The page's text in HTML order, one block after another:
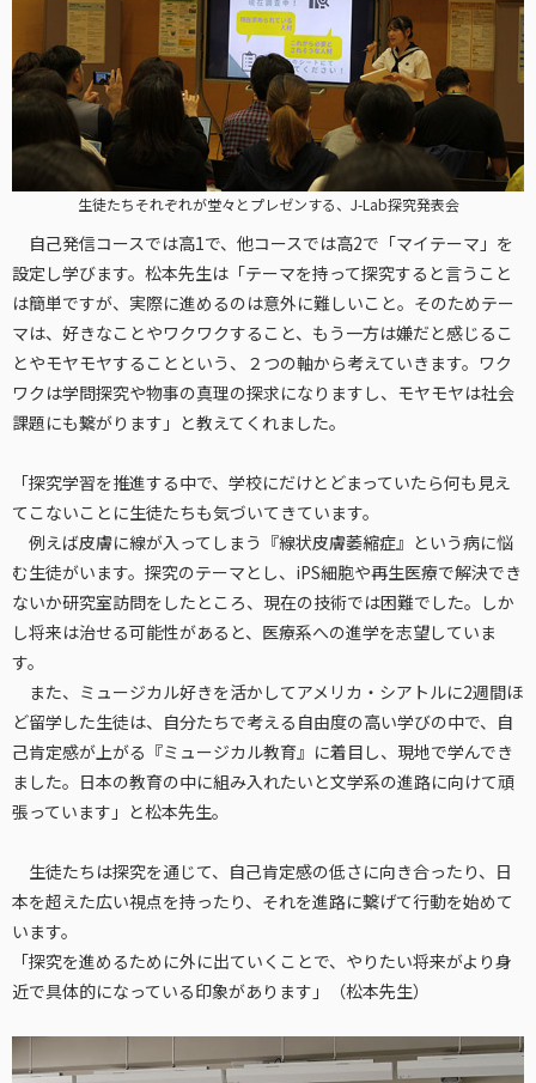
生徒たちそれぞれが堂々とプレゼンする、J-Lab探究発表会
自己発信コースでは高1で、他コースでは高2で「マイテーマ」を
設定し学びます。松本先生は「テーマを持って探究すると言うこと
は簡単ですが、実際に進めるのは意外に難しいこと。そのためテー
マは、好きなことやワクワクすること、もう一方は嫌だと感じるこ
とやモヤモヤすることという、２つの軸から考えていきます。ワク
ワクは学問探究や物事の真理の探求になりますし、モヤモヤは社会
課題にも繋がります」と教えてくれました。
「探究学習を推進する中で、学校にだけとどまっていたら何も見え
てこないことに生徒たちも気づいてきています。
例えば皮膚に線が入ってしまう『線状皮膚萎縮症』という病に悩
む生徒がいます。探究のテーマとし、iPS細胞や再生医療で解決でき
ないか研究室訪問をしたところ、現在の技術では困難でした。しか
し将来は治せる可能性があると、医療系への進学を志望していま
す。
また、ミュージカル好きを活かしてアメリカ・シアトルに2週間ほ
ど留学した生徒は、自分たちで考える自由度の高い学びの中で、自
己肯定感が上がる『ミュージカル教育』に着目し、現地で学んでき
ました。日本の教育の中に組み入れたいと文学系の進路に向けて頑
張っています」と松本先生。
生徒たちは探究を通じて、自己肯定感の低さに向き合ったり、日
本を超えた広い視点を持ったり、それを進路に繋げて行動を始めて
います。
「探究を進めるために外に出ていくことで、やりたい将来がより身
近で具体的になっている印象があります」（松本先生）